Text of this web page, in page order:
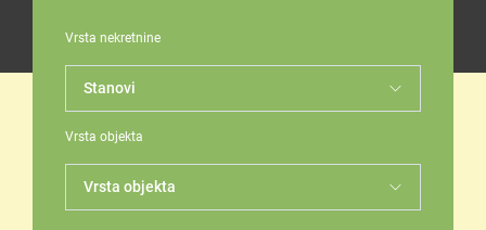
Vrsta nekretnine
Vrsta objekta